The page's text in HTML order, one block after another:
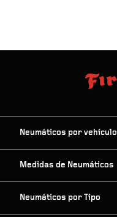
Neumáticos por vehículo
Medidas de Neumáticos
Neumáticos por Tipo